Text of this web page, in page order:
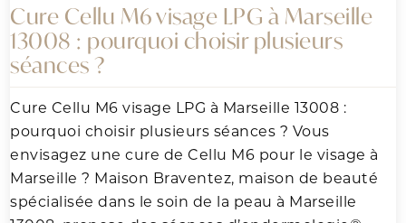
Cure Cellu M6 visage LPG à Marseille
13008 : pourquoi choisir plusieurs
séances ?
Cure Cellu M6 visage LPG à Marseille 13008 :
pourquoi choisir plusieurs séances ? Vous
envisagez une cure de Cellu M6 pour le visage à
Marseille ? Maison Braventez, maison de beauté
spécialisée dans le soin de la peau à Marseille